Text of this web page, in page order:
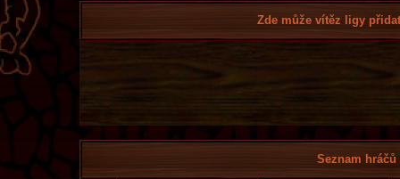
Zde může vítěz ligy
Seznam